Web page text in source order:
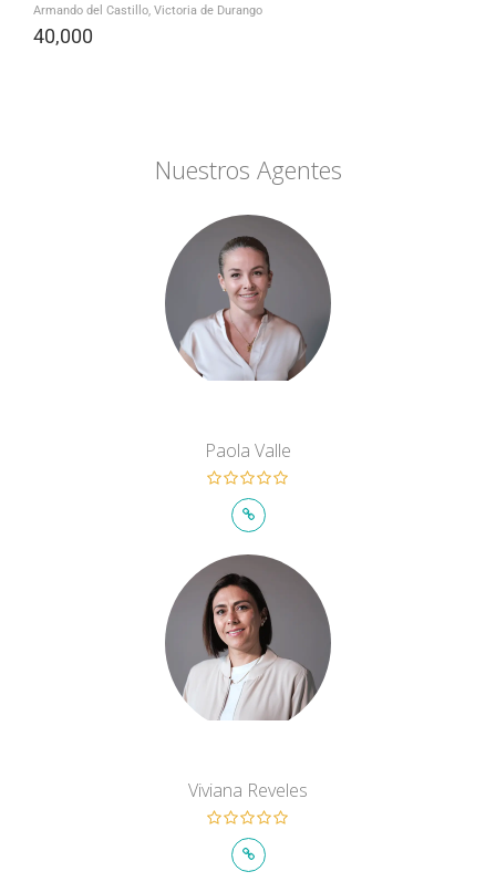
Armando del Castillo, Victoria de Durango
40,000
Nuestros Agentes
Paola Valle
Viviana Reveles